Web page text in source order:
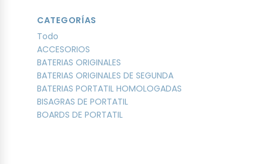
CATEGORÍAS
Todo
ACCESORIOS
BATERIAS ORIGINALES
BATERIAS ORIGINALES DE SEGUNDA
BATERIAS PORTATIL HOMOLOGADAS
BISAGRAS DE PORTATIL
BOARDS DE PORTATIL